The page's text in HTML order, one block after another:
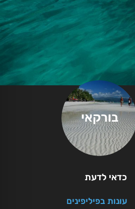
בורקאי
כדאי לדעת
עונות בפיליפינים